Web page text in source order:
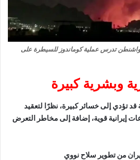
تدرس عملية كوماندوز للسيطرة على
وبشرية كبيرة
قد تؤدي إلى خسائر كبيرة، نظرًا لتعقيد
إيرانية قوية، إضافة إلى مخاطر التعرض
من تطوير سلاح نووي